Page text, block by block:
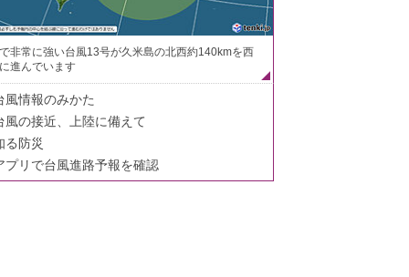
非常に強い台風13号が久米島の北西約140kmを西
進んでいます
風情報のみかた
風の接近、上陸に備えて
る防災
プリで台風進路予報を確認